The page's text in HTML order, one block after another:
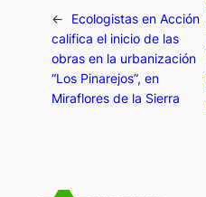
←
Ecologistas en Acción
califica el inicio de las
obras en la urbanización
“Los Pinarejos”, en
Miraflores de la Sierra